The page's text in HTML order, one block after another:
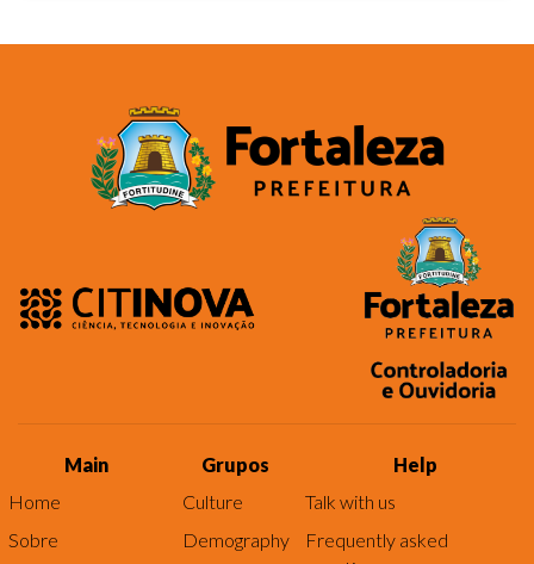
Main
Home
Sobre
Grupos
Culture
Demography
Help
Talk with us
Frequently asked